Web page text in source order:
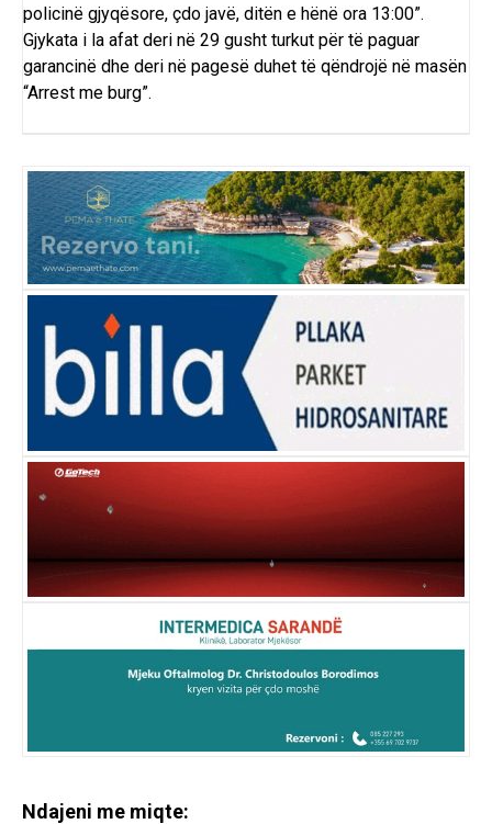
policinë gjyqësore, çdo javë, ditën e hënë ora 13:00”.
Gjykata i la afat deri në 29 gusht turkut për të paguar
garancinë dhe deri në pagesë duhet të qëndrojë në masën
“Arrest me burg”.
Ndajeni me miqte: